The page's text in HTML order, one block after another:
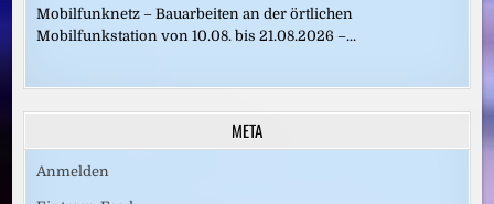
Mobilfunknetz – Bauarbeiten an der örtlichen
Mobilfunkstation von 10.08. bis 21.08.2026 –...
META
Anmelden